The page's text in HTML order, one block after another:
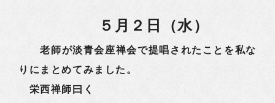
５月２日（水）
老師が淡青会座禅会で提唱されたことを私な
りにまとめてみました。
栄西禅師曰く